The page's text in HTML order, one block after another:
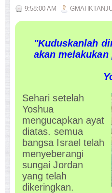
9:58:00 AM
"Kuduskanlah
akan
Sehari setelah
Yoshua
mengucapkan ayat
diatas. semua
bangsa Israel telah
menyeberangi
sungai Jordan
yangtelah
dikeringkan.